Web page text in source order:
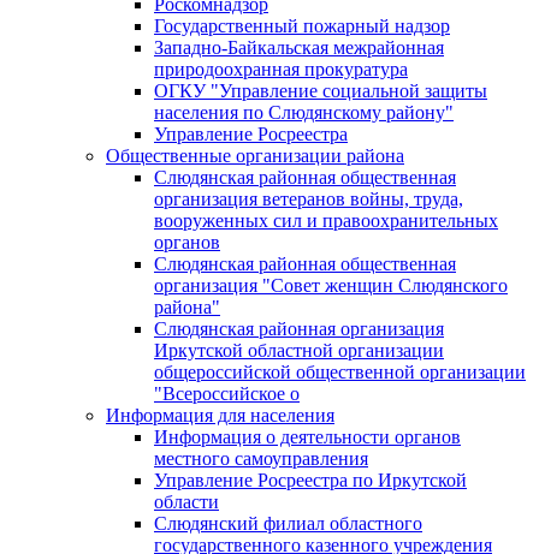
Роскомнадзор
Государственный пожарный надзор
Западно-Байкальская межрайонная
природоохранная прокуратура
ОГКУ "Управление социальной защиты
населения по Слюдянскому району"
Управление Росреестра
Общественные организации района
Слюдянская районная общественная
организация ветеранов войны, труда,
вооруженных сил и правоохранительных
органов
Слюдянская районная общественная
организация "Совет женщин Слюдянского
района"
Слюдянская районная организация
Иркутской областной организации
общероссийской общественной организации
"Всероссийское о
Информация для населения
Информация о деятельности органов
местного самоуправления
Управление Росреестра по Иркутской
области
Слюдянский филиал областного
государственного казенного учреждения